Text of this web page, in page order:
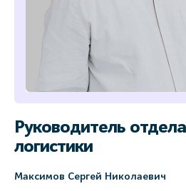
Руководитель
логистики
Максимов Сергей Николаевич